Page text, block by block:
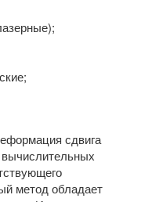
сдвига
метод обладает